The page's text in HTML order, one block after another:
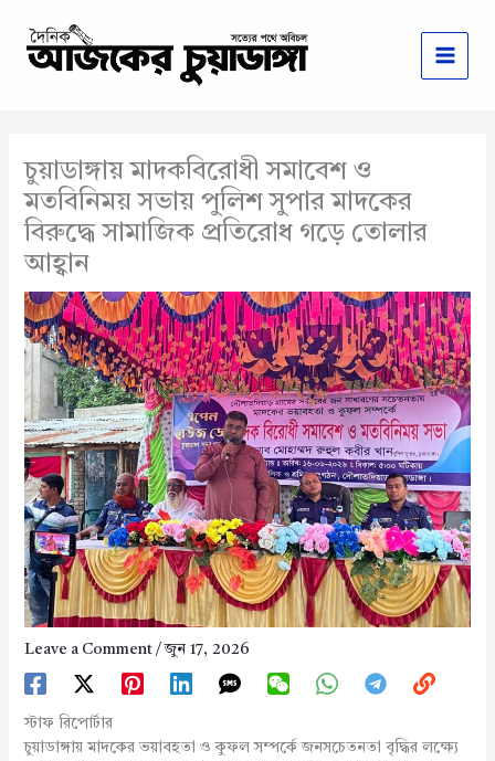
content
চুয়াডাঙ্গায় মাদকবিরোধী সমাবেশ ও
মতবিনিময় সভায় পুলিশ সুপার মাদকের
বিরুদ্ধে সামাজিক প্রতিরোধ গড়ে তোলার
আহ্বান
Leave a Comment /জুন 17, 2026
স্টাফ রিপোর্টার
চুয়াডাঙ্গায় মাদকের ভয়াবহতা ও কুফল সম্পর্কে জনসচেতনতা বৃদ্ধির লক্ষ্যে